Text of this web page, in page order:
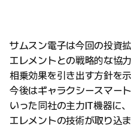
サムスン電子は今回の投資拡
エレメントとの戦略的な協
相乗効果を引き出す方針を示
今後はギャラクシースマー
いった同社の主力IT機器に、
エレメントの技術が取り込